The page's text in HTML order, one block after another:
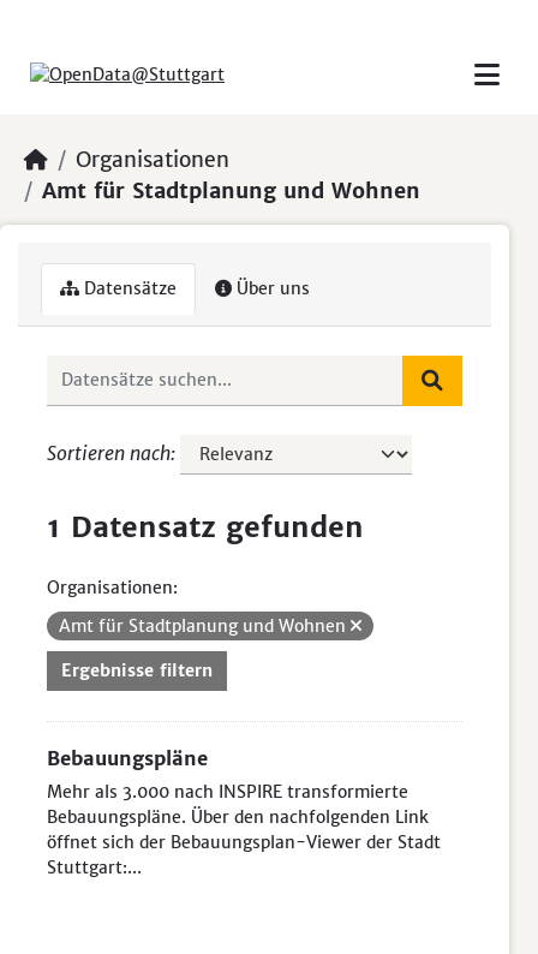
Organisationen
Amt für Stadtplanung und Wohnen
Datensätze Über uns
Sortieren nach
1 Datensatz gefunden
Organisationen:
Amt für Stadtplanung und Wohnen
Ergebnisse filtern
Bebauungspläne
Mehr als 3.000 nach INSPIRE transformierte
Bebauungspläne. Über den nachfolgenden Link
öffnet sich der Bebauungsplan-Viewer der Stadt
Stuttgart:...